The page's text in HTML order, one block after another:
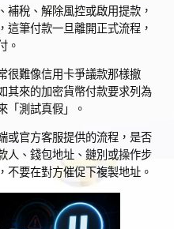
補稅、解除風控或啟用提款，
這筆付款一旦離開正式流程，
。
很難像信用卡爭議款那樣撤
其來的加密貨幣付款要求列為
「測試真假」。
或官方客服提供的流程，是否
人、錢包地址、鏈別或操作步
不要在對方催促下複製地址。